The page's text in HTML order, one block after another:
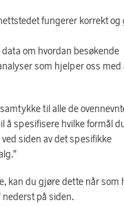
fungerer korrekt og
om hvordan besøkende
som hjelper oss med
til alle de
å spesifisere hvilke formål
siden av det spesifikke
kan du gjøre dette når som
på siden.
Administrer
cookies
Norway-Sweden, org.nr
AS. Alle rettigheter